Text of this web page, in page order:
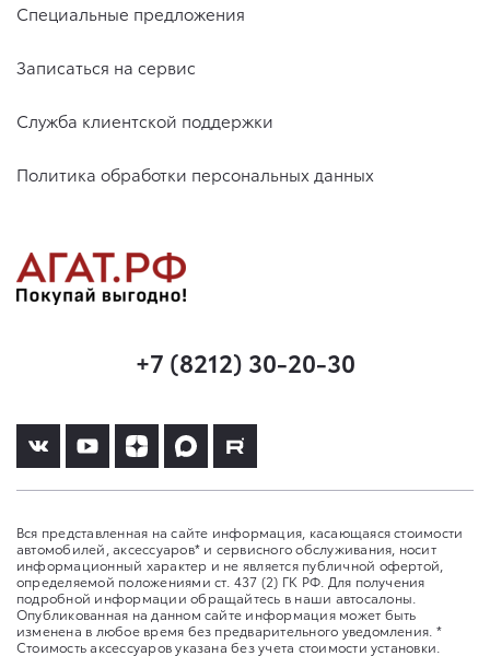
Специальные предложения
Записаться на сервис
Служба клиентской поддержки
Политика обработки персональных данных
+7 (8212) 30-20-30
Вся представленная на сайте информация, касающаяся стоимости
автомобилей, аксессуаров* и сервисного обслуживания, носит
информационный характер и не является публичной офертой,
определяемой положениями ст. 437 (2) ГК РФ. Для получения
подробной информации обращайтесь в наши автосалоны.
Опубликованная на данном сайте информация может быть
изменена в любое время без предварительного уведомления. *
Стоимость аксессуаров указана без учета стоимости установки.